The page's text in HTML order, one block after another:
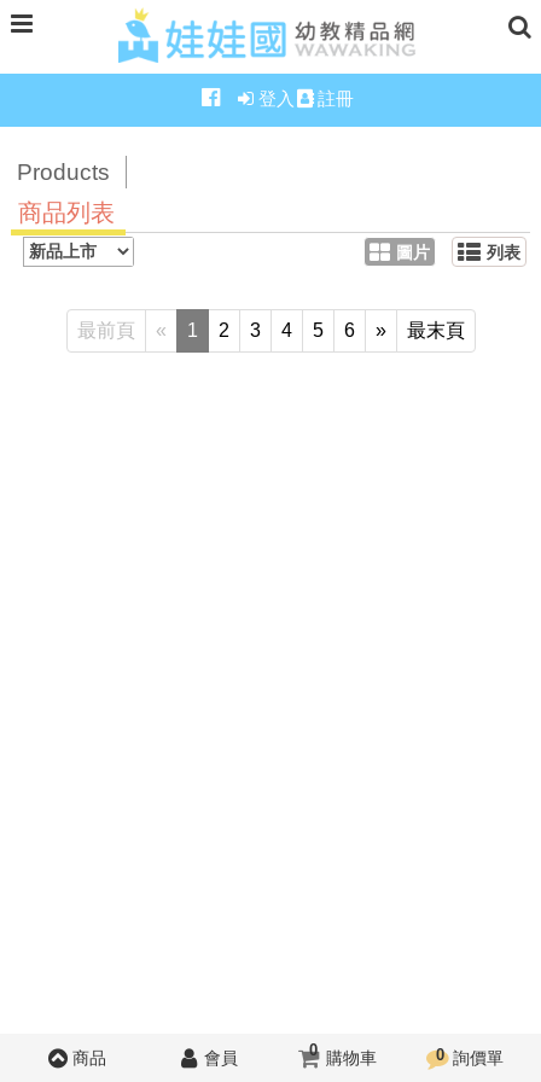
登入 註冊
Products
商品列表
圖片 列表
最前頁 « 1 2 3 4 5 6 » 最末頁
商品 會員 0 購物車 0 詢價單